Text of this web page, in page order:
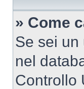
» Come
Se sei un
nel
Controllo